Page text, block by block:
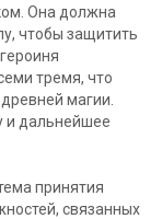
Она должна
чтобы защитить
тремя, что
магии.
и дальнейшее
принятия
связанных